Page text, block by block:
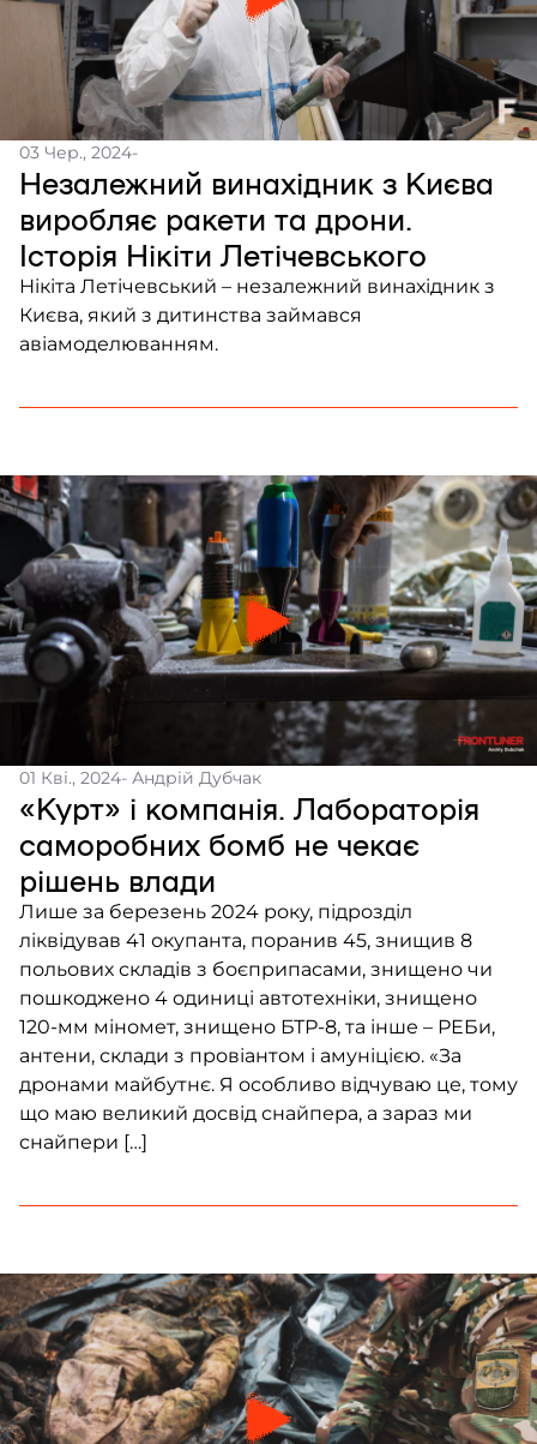
03 Чер., 2024-
Незалежний винахідник з Києва
виробляє ракети та дрони.
Історія Нікіти Летічевського
Нікіта Летічевський – незалежний винахідник з
Києва, який з дитинства займався
авіамоделюванням.
01 Кві., 2024- Андрій Дубчак
«Курт» і компанія. Лабораторія
саморобних бомб не чекає
рішень влади
Лише за березень 2024 року, підрозділ
ліквідував 41 окупанта, поранив 45, знищив 8
польових складів з боєприпасами, знищено чи
пошкоджено 4 одиниці автотехніки, знищено
120-мм міномет, знищено БТР-8, та інше – РЕБи,
антени, склади з провіантом і амуніцією. «За
дронами майбутнє. Я особливо відчуваю це, тому
що маю великий досвід снайпера, а зараз ми
снайпери […]